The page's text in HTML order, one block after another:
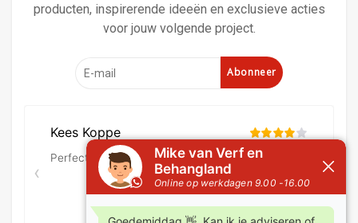
producten, inspirerende ideeën en exclusieve acties
voor jouw volgende project.
Abonneer